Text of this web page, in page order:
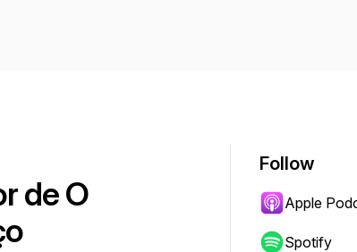
de O
Follow
Apple
Spotify